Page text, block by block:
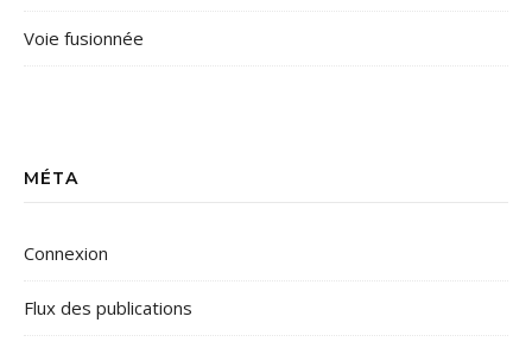
Voie fusionnée
MÉTA
Connexion
Flux des publications